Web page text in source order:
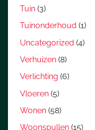
Tuin (3)
Tuinonderhoud (1)
Uncategorized (4)
Verhuizen (8)
Verlichting (6)
Vloeren (5)
Wonen (58)
Woonspullen (15)